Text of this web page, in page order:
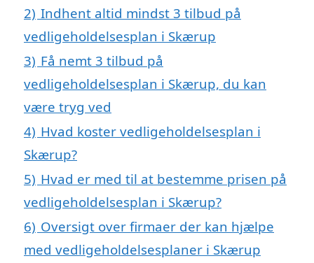
2) Indhent altid mindst 3 tilbud på
vedligeholdelsesplan i Skærup
3) Få nemt 3 tilbud på
vedligeholdelsesplan i Skærup, du kan
være tryg ved
4) Hvad koster vedligeholdelsesplan i
Skærup?
5) Hvad er med til at bestemme prisen på
vedligeholdelsesplan i Skærup?
6) Oversigt over firmaer der kan hjælpe
med vedligeholdelsesplaner i Skærup